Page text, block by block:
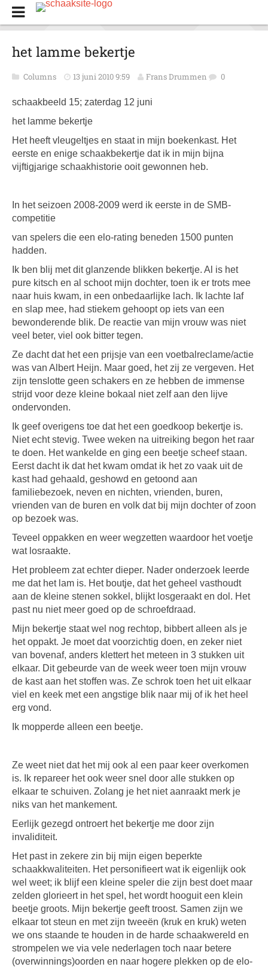
het lamme bekertje
Columns 13 juni 2010 9:59 Frans Drummen 0
schaakbeeld 15; zaterdag 12 juni
het lamme bekertje
Het heeft vleugeltjes en staat in mijn boekenkast. Het
eerste en enige schaakbekertje dat ik in mijn bijna
vijftigjarige schaakhistorie ooit gewonnen heb.
In het seizoen 2008-2009 werd ik eerste in de SMB-
competitie
van spelers die een elo-rating beneden 1500 punten
hadden.
Ik ben blij met dit glanzende blikken bekertje. Al is het
pure kitsch en al schoot mijn dochter, toen ik er trots mee
naar huis kwam, in een onbedaarlijke lach. Ik lachte laf
en slap mee, had stiekem gehoopt op iets van een
bewonderende blik. De reactie van mijn vrouw was niet
veel beter, viel ook bitter tegen.
Ze dacht dat het een prijsje van een voetbalreclame/actie
was van Albert Heijn. Maar goed, het zij ze vergeven. Het
zijn tenslotte geen schakers en ze hebben de immense
strijd voor deze kleine bokaal niet zelf aan den lijve
ondervonden.
Ik geef overigens toe dat het een goedkoop bekertje is.
Niet echt stevig. Twee weken na uitreiking begon het raar
te doen. Het wankelde en ging een beetje scheef staan.
Eerst dacht ik dat het kwam omdat ik het zo vaak uit de
kast had gehaald, geshowd en getoond aan
familiebezoek, neven en nichten, vrienden, buren,
vrienden van de buren en volk dat bij mijn dochter of zoon
op bezoek was.
Teveel oppakken en weer wegzetten waardoor het voetje
wat losraakte.
Het probleem zat echter dieper. Nader onderzoek leerde
me dat het lam is. Het boutje, dat het geheel vasthoudt
aan de kleine stenen sokkel, blijkt losgeraakt en dol. Het
past nu niet meer goed op de schroefdraad.
Mijn bekertje staat wel nog rechtop, bibbert alleen als je
het oppakt. Je moet dat voorzichtig doen, en zeker niet
van bovenaf, anders klettert het meteen in 3 stukken uit
elkaar. Dit gebeurde van de week weer toen mijn vrouw
de kast aan het stoffen was. Ze schrok toen het uit elkaar
viel en keek met een angstige blik naar mij of ik het heel
erg vond.
Ik mopperde alleen een beetje.
Ze weet niet dat het mij ook al een paar keer overkomen
is. Ik repareer het ook weer snel door alle stukken op
elkaar te schuiven. Zolang je het niet aanraakt merk je
niks van het mankement.
Eerlijk gezegd ontroert het bekertje me door zijn
invaliditeit.
Het past in zekere zin bij mijn eigen beperkte
schaakkwaliteiten. Het personifieert wat ik eigenlijk ook
wel weet; ik blijf een kleine speler die zijn best doet maar
zelden glorieert in het spel, het wordt hooguit een klein
beetje groots. Mijn bekertje geeft troost. Samen zijn we
elkaar tot steun en met zijn tweeën (kruk en kruk) weten
we ons staande te houden in de harde schaakwereld en
strompelen we via vele nederlagen toch naar betere
(overwinnings)oorden en naar hogere plekken op de elo-